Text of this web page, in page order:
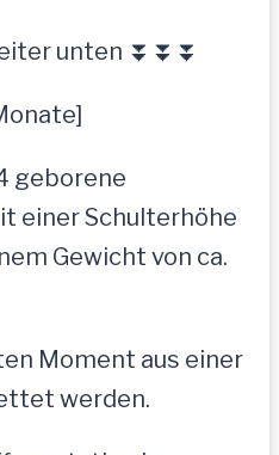
unten ⏬⏬⏬
geborene
einer Schulterhöhe
Gewicht von ca.
Moment aus einer
werden.